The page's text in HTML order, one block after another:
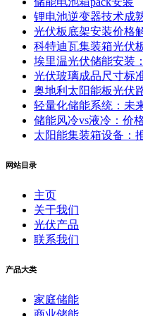
锂电池逆变器技术成
光伏板底架安装价格
科特迪瓦集装箱光伏
埃里温光伏储能安装
光伏玻璃成品尺寸标
奥地利太阳能板光伏
轻量化储能系统：未
储能风冷vs液冷：价
太阳能集装箱设备：
网站目录
主页
关于我们
光伏产品
联系我们
产品大类
家庭储能